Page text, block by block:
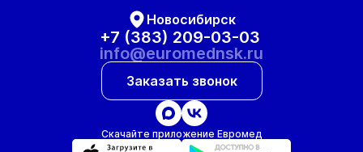
Новосибирск
+7 (383) 209-03-03
info@euromednsk.ru
Заказать звонок
Скачайте приложение Евромед